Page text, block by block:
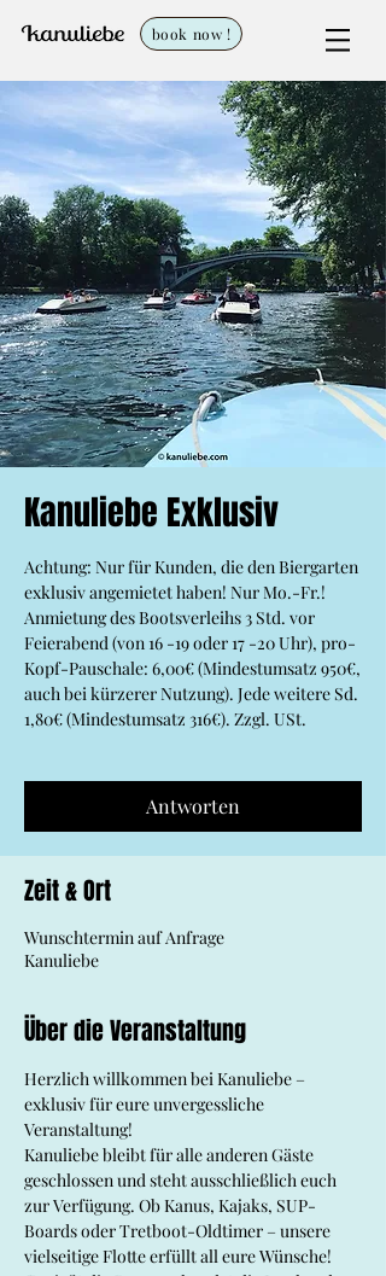
book now !
Kanuliebe Exklusiv
Achtung: Nur für Kunden, die den Biergarten
exklusiv angemietet haben! Nur Mo.-Fr.!
Anmietung des Bootsverleihs 3 Std. vor
Feierabend (von 16 -19 oder 17 -20 Uhr), pro-
Kopf-Pauschale: 6,00€ (Mindestumsatz 950€,
auch bei kürzerer Nutzung). Jede weitere Sd.
1,80€ (Mindestumsatz 316€). Zzgl. USt.
Antworten
Zeit & Ort
Wunschtermin auf Anfrage
Kanuliebe
Über die Veranstaltung
Herzlich willkommen bei Kanuliebe –
exklusiv für eure unvergessliche
Veranstaltung!
Kanuliebe bleibt für alle anderen Gäste
geschlossen und steht ausschließlich euch
zur Verfügung. Ob Kanus, Kajaks, SUP-
Boards oder Tretboot-Oldtimer – unsere
vielseitige Flotte erfüllt all eure Wünsche!